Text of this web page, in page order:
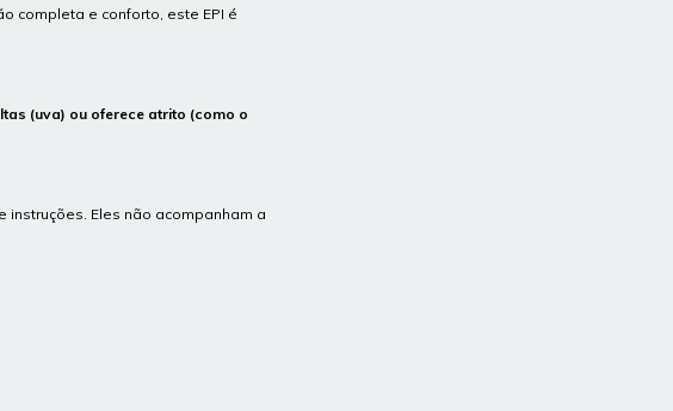
completa e conforto, este EPI é
(uva) ou oferece atrito (como o
instruções. Eles não acompanham a